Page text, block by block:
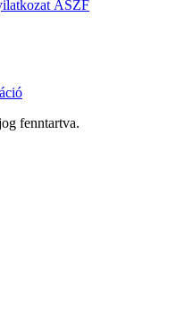
ÁSZF
fenntartva.